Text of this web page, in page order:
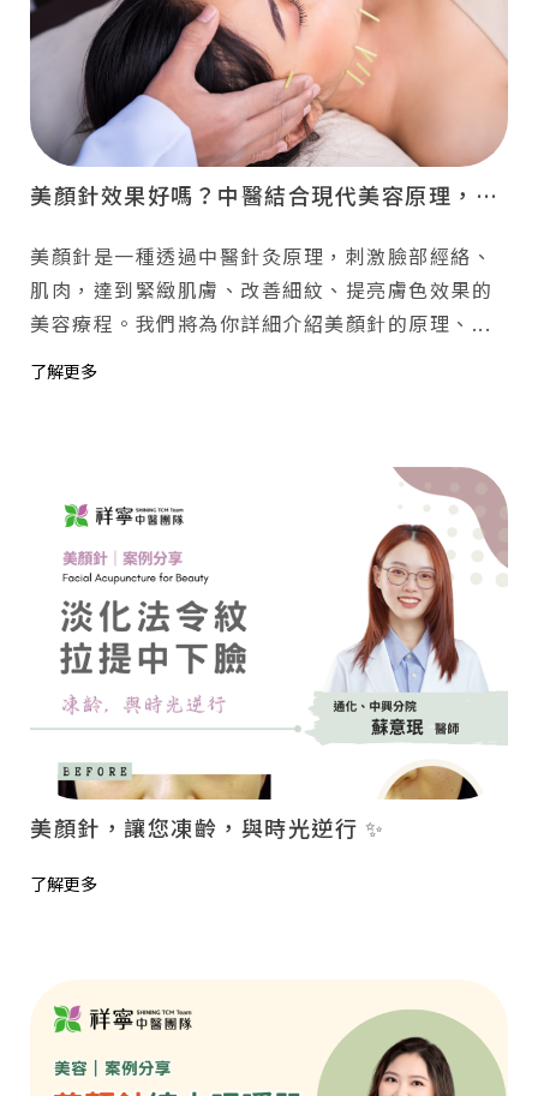
美顏針效果好嗎？中醫結合現代美容原理，溫和療效自然有感！
美顏針是一種透過中醫針灸原理，刺激臉部經絡、
肌肉，達到緊緻肌膚、改善細紋、提亮膚色效果的
美容療程。我們將為你詳細介紹美顏針的原理、...
了解更多
美顏針，讓您凍齡，與時光逆行 ✨
了解更多